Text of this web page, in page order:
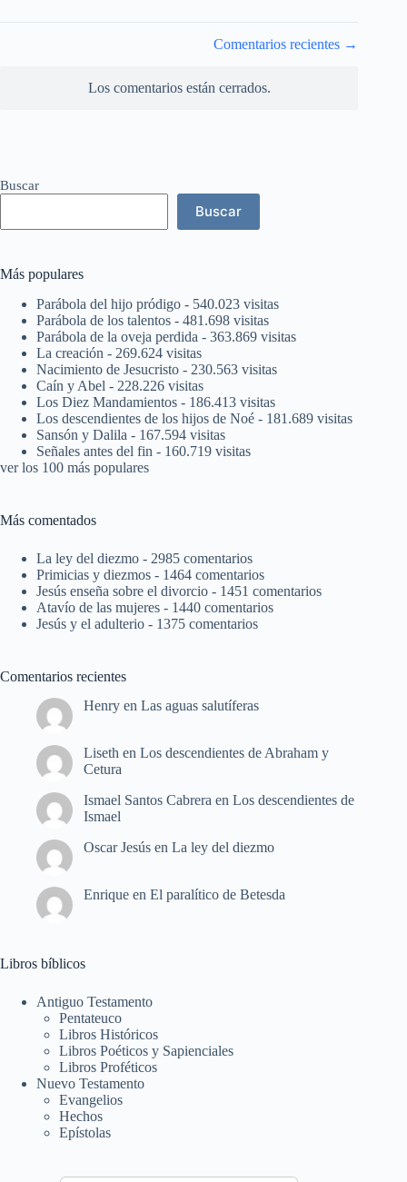
Comentarios recientes →
Los comentarios están cerrados.
Buscar
Buscar
Más populares
Parábola del hijo pródigo - 540.023 visitas
Parábola de los talentos - 481.698 visitas
Parábola de la oveja perdida - 363.869 visitas
La creación - 269.624 visitas
Nacimiento de Jesucristo - 230.563 visitas
Caín y Abel - 228.226 visitas
Los Diez Mandamientos - 186.413 visitas
Los descendientes de los hijos de Noé - 181.689 visitas
Sansón y Dalila - 167.594 visitas
Señales antes del fin - 160.719 visitas
ver los 100 más populares
Más comentados
La ley del diezmo - 2985 comentarios
Primicias y diezmos - 1464 comentarios
Jesús enseña sobre el divorcio - 1451 comentarios
Atavío de las mujeres - 1440 comentarios
Jesús y el adulterio - 1375 comentarios
Comentarios recientes
Henry en Las aguas salutíferas
Liseth en Los descendientes de Abraham y
Cetura
Ismael Santos Cabrera en Los descendientes de
Ismael
Oscar Jesús en La ley del diezmo
Enrique en El paralítico de Betesda
Libros bíblicos
Antiguo Testamento
Pentateuco
Libros Históricos
Libros Poéticos y Sapienciales
Libros Proféticos
Nuevo Testamento
Evangelios
Hechos
Epístolas